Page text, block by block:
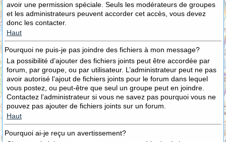
avoir une permission spéciale. Seuls les modérateurs de groupes
et les administrateurs peuvent accorder cet accès, vous devez
donc les contacter.
Haut
Pourquoi ne puis-je pas joindre des fichiers à mon message?
La possibilité d’ajouter des fichiers joints peut être accordée par
forum, par groupe, ou par utilisateur. L’administrateur peut ne pas
avoir autorisé l’ajout de fichiers joints pour le forum dans lequel
vous postez, ou peut-être que seul un groupe peut en joindre.
Contactez l’administrateur si vous ne savez pas pourquoi vous ne
pouvez pas ajouter de fichiers joints sur un forum.
Haut
Pourquoi ai-je reçu un avertissement?